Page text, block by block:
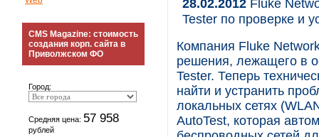
CMS Magazine: стоимость
создания корп. сайта в
Приволжском ФО
Город:
Средняя цена: 57 958
рублей
28.02.2012 Fluke
Tester по проверке и
Компания Fluke
решения, лежащего в
Tester. Теперь
найти и устранить
локальных сетях
AutoTest, которая